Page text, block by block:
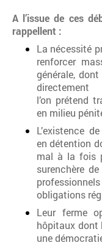
A l’issue de ces
rappellent :
La nécessité
renforcer
générale,
l’on prétend
en milieu
L’existence
en détention
mal à la fois
surenchère
obligations
Leur ferme
hôpitaux dont
une